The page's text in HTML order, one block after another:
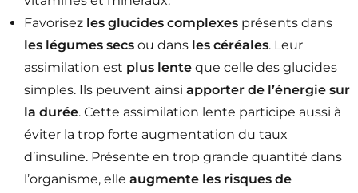
Favorisez les glucides complexes présents dans
les légumes secs ou dans les céréales. Leur
assimilation est plus lente que celle des glucides
simples. Ils peuvent ainsi apporter de l’énergie sur
la durée. Cette assimilation lente participe aussi à
éviter la trop forte augmentation du taux
d’insuline. Présente en trop grande quantité dans
l’organisme, elle augmente les risques de